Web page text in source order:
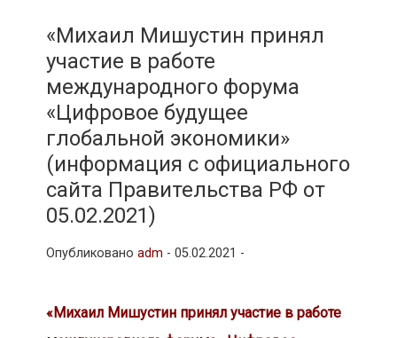
и
рубрики
«Михаил Мишустин принял
участие в работе
международного форума
«Цифровое будущее
глобальной экономики»
(информация с официального
сайта Правительства РФ от
05.02.2021)
Опубликовано adm - 05.02.2021 -
«Михаил Мишустин принял участие в работе